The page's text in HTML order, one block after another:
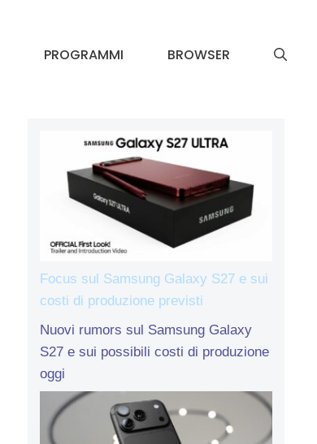
PROGRAMMI BROWSER
Focus sul Samsung Galaxy S27 e sui
costi di produzione previsti
Nuovi rumors sul Samsung Galaxy
S27 e sui possibili costi di produzione
oggi